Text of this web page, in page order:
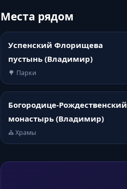
Места рядом
Успенский Флорищева
пустынь (Владимир)
🌳 Парки
Богородице-Рождественский
монастырь (Владимир)
⛪ Храмы